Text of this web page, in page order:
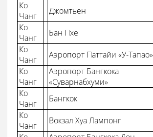
Ко
Чанг
Джомтьен
Ко
Чанг
Бан Пхе
Ко
Чанг
Аэропорт Паттайи «У-Тапао»
Ко
Чанг
Аэропорт Бангкока
«Суварнабхуми»
Ко
Чанг
Бангкок
Ко
Чанг
Вокзал Хуа Лампонг